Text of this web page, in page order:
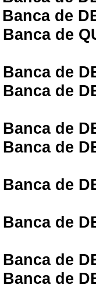
Banca de
Banca de
Banca de
Banca de
Banca de
Banca de
Banca de
Banca de
Banca de
Banca de